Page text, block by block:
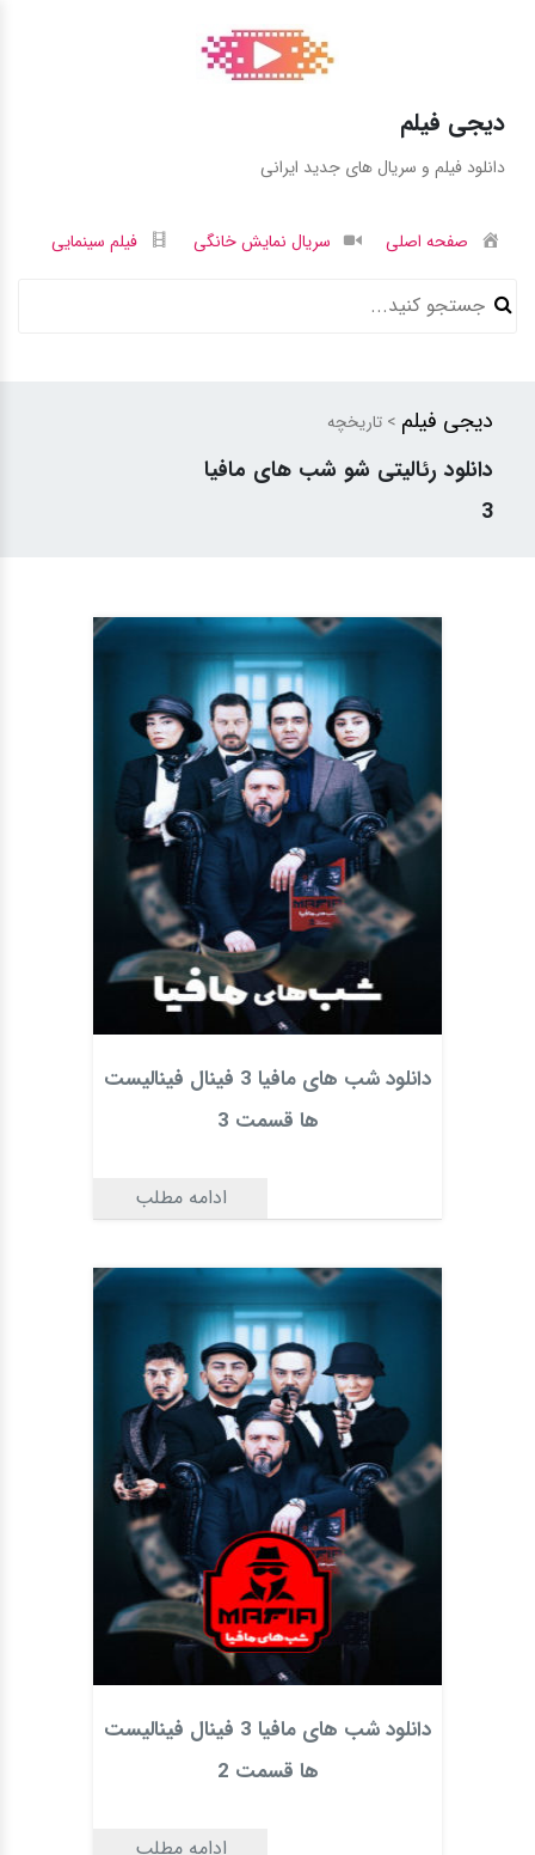
دیجی فیلم
دانلود فیلم و سریال های جدید ایرانی
صفحه اصلی سریال نمایش خانگی فیلم سینمایی
دیجی فیلم > تاریخچه
دانلود رئالیتی شو شب های مافیا
3
دانلود شب های مافیا 3 فینال فینالیست
ها قسمت 3
ادامه مطلب
دانلود شب های مافیا 3 فینال فینالیست
ها قسمت 2
ادامه مطلب